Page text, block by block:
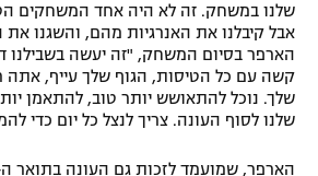
מדיניות פרטיות
תקנון פעילות ספורט 1
גיימינג E-Sports
שלנו במשחק. זה לא היה אחד המשחקים
אבל קיבלנו את האנרגיות מהם, והשגנו את
הארפר בסיום המשחק, "זה יעשה בשבילנו
קשה עם כל הטיסות, הגוף שלך עייף,
שלך. נוכל להתאושש יותר טוב, להתאמן
שלנו לסוף העונה. צריך לנצל כל יום כדי